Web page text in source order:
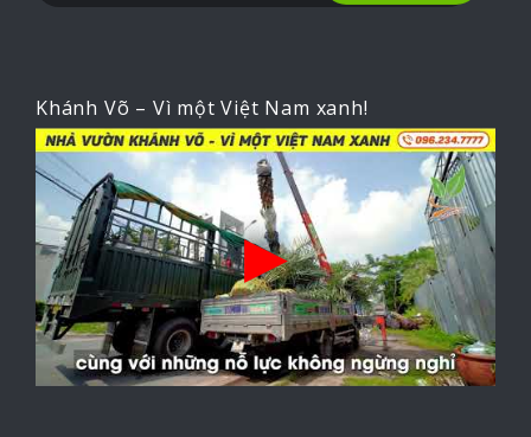
Khánh Võ – Vì một Việt Nam xanh!